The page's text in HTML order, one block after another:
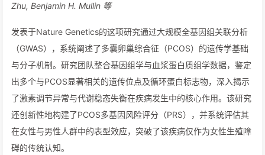
Zhu, Benjamin H. Mullin 等
发表于Nature Genetics的这项研究通过大规模全基因组关联分析
（GWAS），系统阐述了多囊卵巢综合征（PCOS）的遗传学基础
与分子机制。研究团队整合基因组学与血浆蛋白质组学数据，鉴定
出多个与PCOS显著相关的遗传位点及循环蛋白标志物，深入揭示
了激素调节异常与代谢稳态失衡在疾病发生中的核心作用。该研究
还创新性地构建了PCOS多基因风险评分（PRS），并系统评估其
在女性与男性人群中的表型效应，突破了该疾病仅作为女性生殖障
碍的传统认知。